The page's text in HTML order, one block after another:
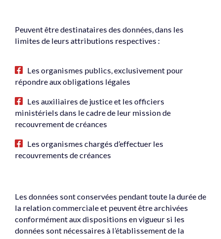
Peuvent être destinataires des données, dans les
limites de leurs attributions respectives :
Les organismes publics, exclusivement pour
répondre aux obligations légales
Les auxiliaires de justice et les officiers
ministériels dans le cadre de leur mission de
recouvrement de créances
Les organismes chargés d’effectuer les
recouvrements de créances
Les données sont conservées pendant toute la durée de
la relation commerciale et peuvent être archivées
conformément aux dispositions en vigueur si les
données sont nécessaires à l’établissement de la